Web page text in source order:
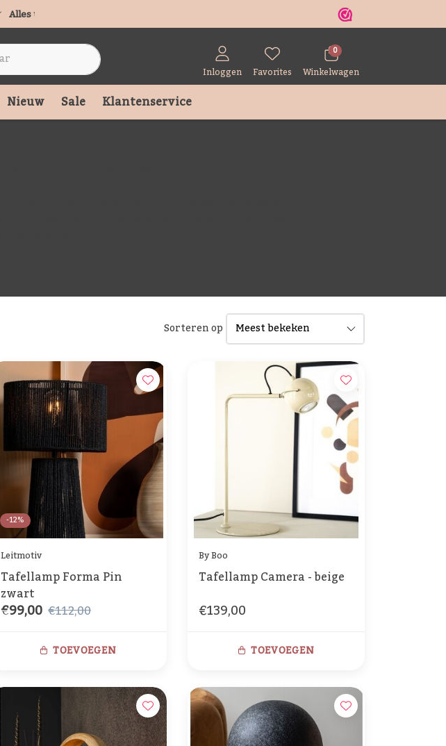
Alles uit voorraad leverbaar
Inloggen Favorites
0
Winkelwagen
Nieuw Sale Klantenservice
Sorteren op
-12%
Leitmotiv
Tafellamp Forma Pin
zwart
€99,00 €112,00
TOEVOEGEN
By Boo
Tafellamp Camera - beige
€139,00
TOEVOEGEN